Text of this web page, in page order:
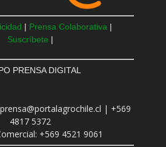
| Prensa Colaborativa |
Suscríbete |
PRENSA DIGITAL
| +569
4817 5372
+569 4521 9061